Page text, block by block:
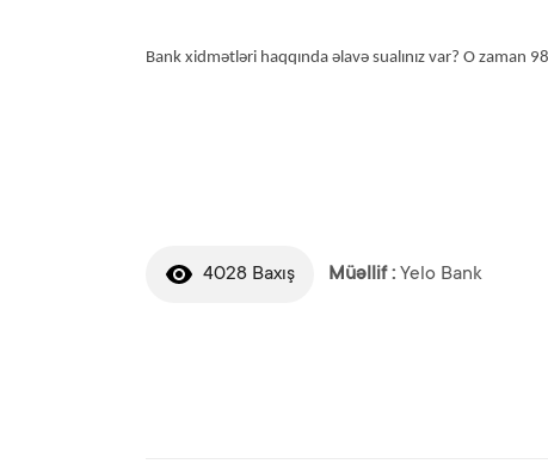
Bank xidmətləri haqqında əlavə sualınız var? O zaman
4028 Baxış Müəllif : Yelo Bank